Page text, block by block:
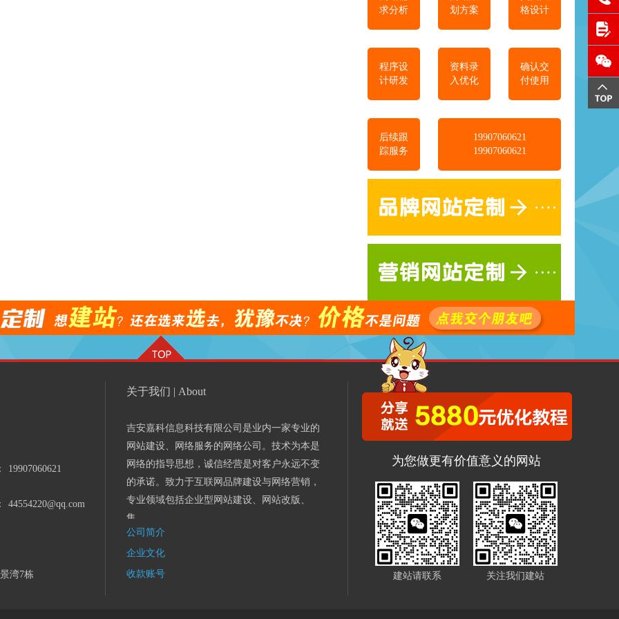
求分析
划方案
格设计
程序设
计研发
资料录
入优化
确认交
付使用
后续跟
踪服务
19907060621
19907060621
19907060621
44554220@qq.com
湾7栋
关于我们 | About
吉安嘉科信息科技有限公司是业内一家专业的
网站建设、网络服务的网络公司。技术为本是
网络的指导思想，诚信经营是对客户永远不变
的承诺。致力于互联网品牌建设与网络营销，
专业领域包括企业型网站建设、网站改版、
集...
公司简介
企业文化
收款账号
为您做更有价值意义的网站
建站请联系 关注我们建站